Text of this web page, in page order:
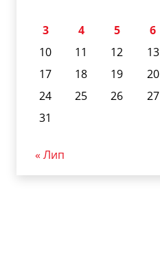
3
4 5 6
10
11 12 13
17
18 19 20
24
25 26 27
31
« Лип